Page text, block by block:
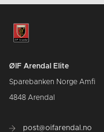
ØIF Arendal Elite
Sparebanken Norge Amfi
4848 Arendal
post@oifarendal.no